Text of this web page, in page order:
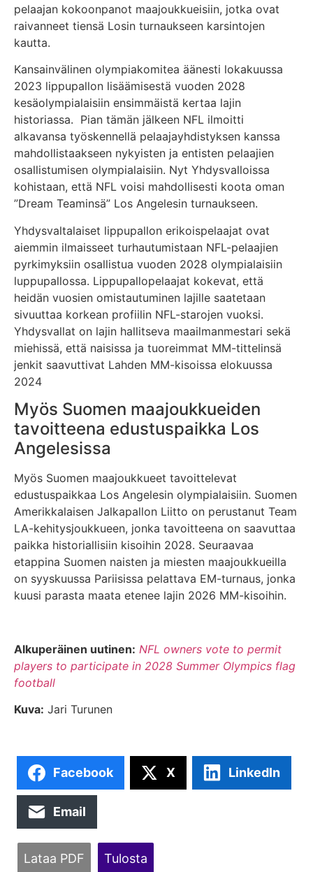
pelaajan kokoonpanot maajoukkueisiin, jotka ovat
raivanneet tiensä Losin turnaukseen karsintojen
kautta.
Kansainvälinen olympiakomitea äänesti lokakuussa
2023 lippupallon lisäämisestä vuoden 2028
kesäolympialaisiin ensimmäistä kertaa lajin
historiassa. Pian tämän jälkeen NFL ilmoitti
alkavansa työskennellä pelaajayhdistyksen kanssa
mahdollistaakseen nykyisten ja entisten pelaajien
osallistumisen olympialaisiin. Nyt Yhdysvalloissa
kohistaan, että NFL voisi mahdollisesti koota oman
”Dream Teaminsä” Los Angelesin turnaukseen.
Yhdysvaltalaiset lippupallon erikoispelaajat ovat
aiemmin ilmaisseet turhautumistaan NFL-pelaajien
pyrkimyksiin osallistua vuoden 2028 olympialaisiin
luppupallossa. Lippupallopelaajat kokevat, että
heidän vuosien omistautuminen lajille saatetaan
sivuuttaa korkean profiilin NFL-starojen vuoksi.
Yhdysvallat on lajin hallitseva maailmanmestari sekä
miehissä, että naisissa ja tuoreimmat MM-tittelinsä
jenkit saavuttivat Lahden MM-kisoissa elokuussa
2024
Myös Suomen maajoukkueiden
tavoitteena edustuspaikka Los
Angelesissa
Myös Suomen maajoukkueet tavoittelevat
edustuspaikkaa Los Angelesin olympialaisiin. Suomen
Amerikkalaisen Jalkapallon Liitto on perustanut Team
LA-kehitysjoukkueen, jonka tavoitteena on saavuttaa
paikka historiallisiin kisoihin 2028. Seuraavaa
etappina Suomen naisten ja miesten maajoukkueilla
on syyskuussa Pariisissa pelattava EM-turnaus, jonka
kuusi parasta maata etenee lajin 2026 MM-kisoihin.
Alkuperäinen uutinen: NFL owners vote to permit
players to participate in 2028 Summer Olympics flag
football
Kuva: Jari Turunen
Facebook X LinkedIn
Email
Lataa PDF Tulosta